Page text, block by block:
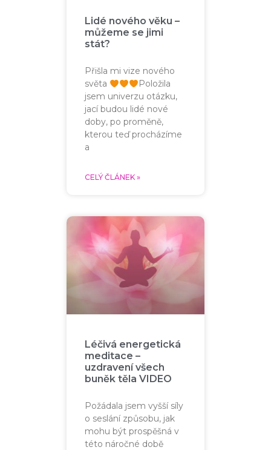
Lidé nového věku –
můžeme se jimi
stát?
Přišla mi vize nového
světa
Položila
jsem univerzu otázku,
jací budou lidé nové
doby, po proměně,
kterou teď procházíme
a
CELÝ ČLÁNEK »
Léčivá energetická
meditace –
uzdravení všech
buněk těla VIDEO
Požádala jsem vyšší síly
o seslání způsobu, jak
mohu být prospěšná v
této náročné době